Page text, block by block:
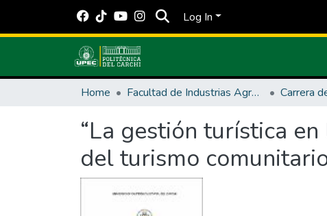
Log In
Home Facultad de Industrias Agropecuarias y Ciencias Ambientales
“La gestión turística
del turismo